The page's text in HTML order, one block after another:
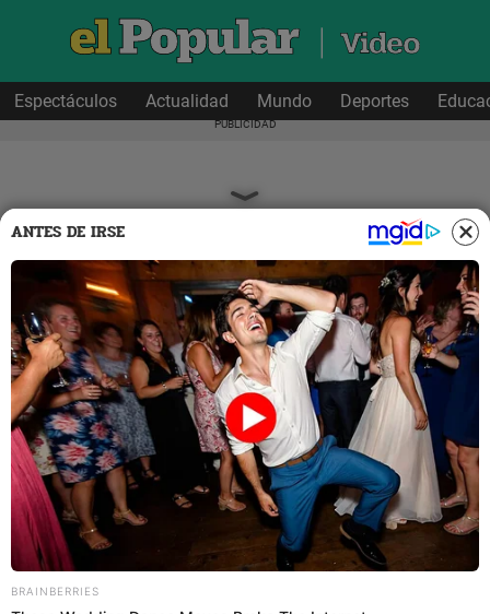
Espectáculos Actualidad Mundo Deportes
Videos
ANTES DE IRSE